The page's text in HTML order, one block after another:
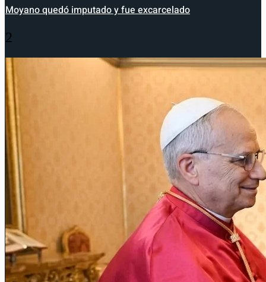
Moyano quedó imputado y fue excarcelado
2